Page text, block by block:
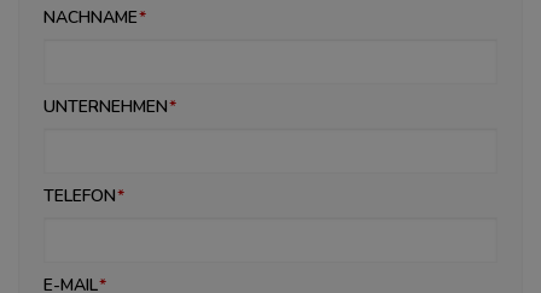
NACHNAME
UNTERNEHMEN
TELEFON
E-MAIL